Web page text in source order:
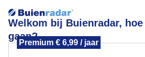
Welkom bij Buienradar,
gaan?
Premium € 6,99 / jaar
Mogen we je locatie